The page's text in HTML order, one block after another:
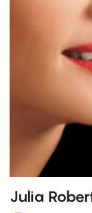
Julia